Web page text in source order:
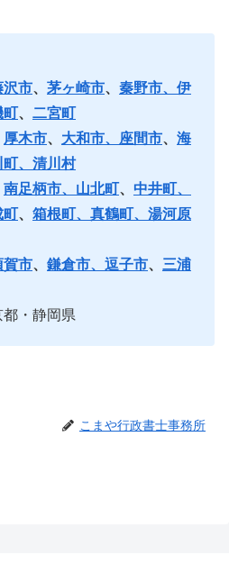
沢市、 茅ヶ崎市、 秦野市、伊
、 二宮町
厚木市、 大和市、座間市、 海
町、清川村
南足柄市、山北町 、 中井町、
、 箱根町、真鶴町、湯河原
賀市、 鎌倉市、逗子市、 三浦
都・静岡県
こまや行政書士事務所